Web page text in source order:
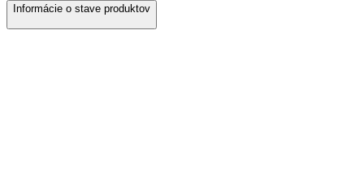
Informácie o stave produktov